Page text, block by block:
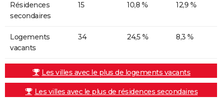
Résidences
secondaires
15 10,8 % 12,9 %
Logements
vacants
34 24,5 % 8,3 %
Les villes avec le plus de logements vacants
Les villes avec le plus de résidences secondaires